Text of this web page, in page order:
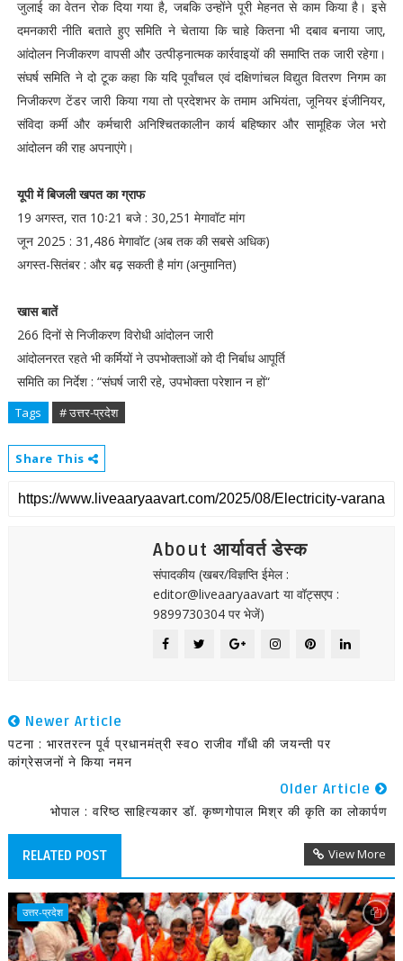
जुलाई का वेतन रोक दिया गया है, जबकि उन्होंने पूरी मेहनत से काम किया है। इसे
दमनकारी नीति बताते हुए समिति ने चेताया कि चाहे कितना भी दबाव बनाया जाए,
आंदोलन निजीकरण वापसी और उत्पीड़नात्मक कार्रवाइयों की समाप्ति तक जारी रहेगा।
संघर्ष समिति ने दो टूक कहा कि यदि पूर्वांचल एवं दक्षिणांचल विद्युत वितरण निगम का
निजीकरण टेंडर जारी किया गया तो प्रदेशभर के तमाम अभियंता, जूनियर इंजीनियर,
संविदा कर्मी और कर्मचारी अनिश्चितकालीन कार्य बहिष्कार और सामूहिक जेल भरो
आंदोलन की राह अपनाएंगे।
यूपी में बिजली खपत का ग्राफ
19 अगस्त, रात 10ः21 बजे : 30,251 मेगावॉट मांग
जून 2025 : 31,486 मेगावॉट (अब तक की सबसे अधिक)
अगस्त-सितंबर : और बढ़ सकती है मांग (अनुमानित)
खास बातें
266 दिनों से निजीकरण विरोधी आंदोलन जारी
आंदोलनरत रहते भी कर्मियों ने उपभोक्ताओं को दी निर्बाध आपूर्ति
समिति का निर्देश : “संघर्ष जारी रहे, उपभोक्ता परेशान न हों“
Tags # उत्तर-प्रदेश
Share This
About आर्यावर्त डेस्क
संपादकीय (खबर/विज्ञप्ति ईमेल :
editor@liveaaryaavart या वॉट्सएप :
9899730304 पर भेजें)
Newer Article
पटना : भारतरत्न पूर्व प्रधानमंत्री स्वo राजीव गाँधी की जयन्ती पर
कांग्रेसजनों ने किया नमन
Older Article
भोपाल : वरिष्ठ साहित्यकार डॉ. कृष्णगोपाल मिश्र की कृति का लोकार्पण
RELATED POST View More
उत्तर-प्रदेश